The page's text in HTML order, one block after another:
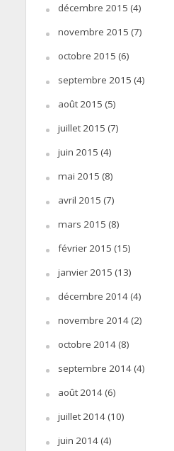
décembre 2015 (4)
novembre 2015 (7)
octobre 2015 (6)
septembre 2015 (4)
août 2015 (5)
juillet 2015 (7)
juin 2015 (4)
mai 2015 (8)
avril 2015 (7)
mars 2015 (8)
février 2015 (15)
janvier 2015 (13)
décembre 2014(4)
novembre 2014(2)
octobre 2014(8)
septembre 2014(4)
août 2014(6)
juillet 2014(10)
juin 2014(4)